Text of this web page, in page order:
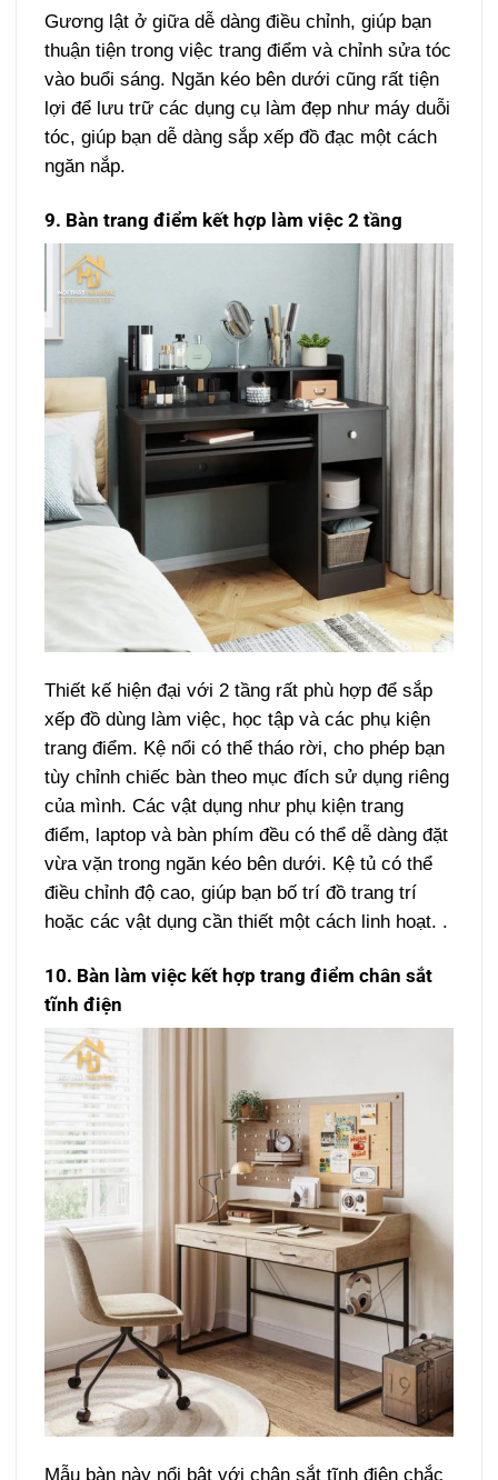
Gương lật ở giữa dễ dàng điều chỉnh, giúp bạn
thuận tiện trong việc trang điểm và chỉnh sửa tóc
vào buổi sáng. Ngăn kéo bên dưới cũng rất tiện
lợi để lưu trữ các dụng cụ làm đẹp như máy duỗi
tóc, giúp bạn dễ dàng sắp xếp đồ đạc một cách
ngăn nắp.
9. Bàn trang điểm kết hợp làm việc 2 tầng
Thiết kế hiện đại với 2 tầng rất phù hợp để sắp
xếp đồ dùng làm việc, học tập và các phụ kiện
trang điểm. Kệ nổi có thể tháo rời, cho phép bạn
tùy chỉnh chiếc bàn theo mục đích sử dụng riêng
của mình. Các vật dụng như phụ kiện trang
điểm, laptop và bàn phím đều có thể dễ dàng đặt
vừa vặn trong ngăn kéo bên dưới. Kệ tủ có thể
điều chỉnh độ cao, giúp bạn bố trí đồ trang trí
hoặc các vật dụng cần thiết một cách linh hoạt. .
10. Bàn làm việc kết hợp trang điểm chân sắt
tĩnh điện
Mẫu bàn này nổi bật với chân sắt tĩnh điện chắc